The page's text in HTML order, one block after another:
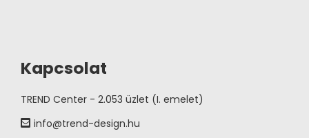
Kapcsolat
TREND Center - 2.053 üzlet (I. emelet)
info@trend-design.hu